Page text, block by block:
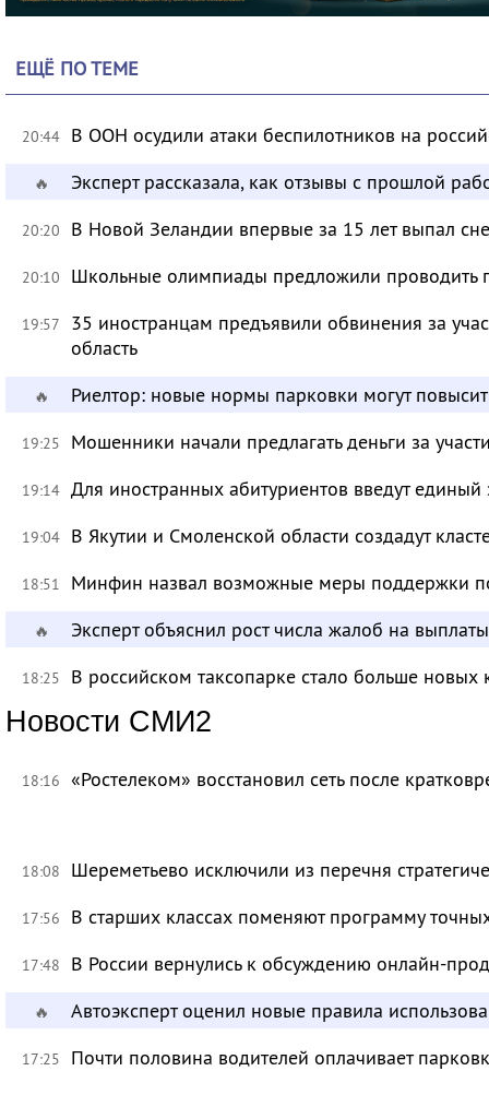
ЕЩЁ ПО ТЕМЕ
20:44 В ООН осудили атаки беспилотников на
🔥 Эксперт рассказала, как отзывы с прошлой
20:20 В Новой Зеландии впервые за 15 лет выпал
20:10 Школьные олимпиады предложили проводить
19:57
35 иностранцам предъявили обвинения за
область
🔥 Риелтор: новые нормы парковки могут
19:25 Мошенники начали предлагать деньги за
19:14 Для иностранных абитуриентов введут
19:04 В Якутии и Смоленской области создадут
18:51 Минфин назвал возможные меры поддержки
🔥 Эксперт объяснил рост числа жалоб на
18:25 В российском таксопарке стало больше новых
Новости СМИ2
18:16 «Ростелеком» восстановил сеть после
18:08 Шереметьево исключили из перечня
17:56 В старших классах поменяют программу
17:48 В России вернулись к обсуждению онлайн-
🔥 Автоэксперт оценил новые правила
17:25
Почти половина водителей оплачивает